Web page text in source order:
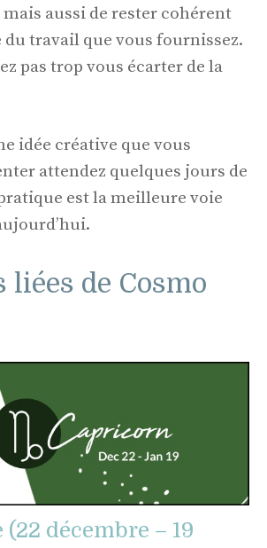
aussi de rester cohérent
du travail que vous fournissez.
pas trop vous écarter de la
idée créative que vous
attendez quelques jours de
est la meilleure voie
liées de Cosmo
décembre – 19